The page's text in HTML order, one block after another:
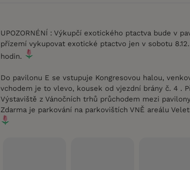
UPOZORNÉNÍ : Výkupčí exotického ptactva bude v
přízemí vykupovat exotické ptactvo jen v sobotu 8.12.
hodin.
Do pavilonu E se vstupuje Kongresovou halou,
vchodem je to vlevo, kousek od vjezdní brány č. 4 .
Výstaviště z Vánočních trhů průchodem mezi
Zdarma je parkování na parkovištích VNĚ areálu